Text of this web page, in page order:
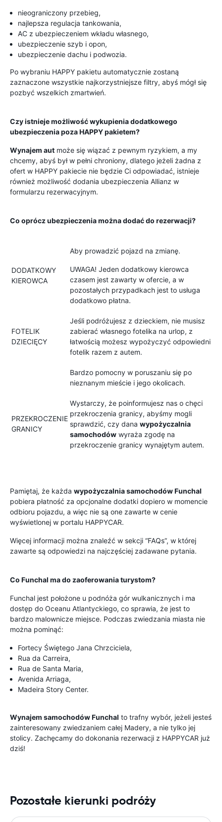
nieograniczony przebieg,
najlepsza regulacja tankowania,
AC z ubezpieczeniem wkładu własnego,
ubezpieczenie szyb i opon,
ubezpieczenie dachu i podwozia.
Po wybraniu HAPPY pakietu automatycznie zostaną
zaznaczone wszystkie najkorzystniejsze filtry, abyś mógł się
pozbyć wszelkich zmartwień.
Czy istnieje możliwość wykupienia dodatkowego
ubezpieczenia poza HAPPY pakietem?
Wynajem aut może się wiązać z pewnym ryzykiem, a my
chcemy, abyś był w pełni chroniony, dlatego jeżeli żadna z
ofert w HAPPY pakiecie nie będzie Ci odpowiadać, istnieje
również możliwość dodania ubezpieczenia Allianz w
formularzu rezerwacyjnym.
Co oprócz ubezpieczenia można dodać do rezerwacji?
DODATKOWY
KIEROWCA
Aby prowadzić pojazd na zmianę.
UWAGA! Jeden dodatkowy kierowca
czasem jest zawarty w ofercie, a w
pozostałych przypadkach jest to usługa
dodatkowo płatna.
FOTELIK
DZIECIĘCY
Jeśli podróżujesz z dzieckiem, nie musisz
zabierać własnego fotelika na urlop, z
łatwością możesz wypożyczyć odpowiedni
fotelik razem z autem.
Bardzo pomocny w poruszaniu się po
nieznanym mieście i jego okolicach.
PRZEKROCZENIE
GRANICY
Wystarczy, że poinformujesz nas o chęci
przekroczenia granicy, abyśmy mogli
sprawdzić, czy dana wypożyczalnia
samochodów wyraża zgodę na
przekroczenie granicy wynajętym autem.
Pamiętaj, że każda wypożyczalnia samochodów Funchal
pobiera płatność za opcjonalne dodatki dopiero w momencie
odbioru pojazdu, a więc nie są one zawarte w cenie
wyświetlonej w portalu HAPPYCAR.
Więcej informacji można znaleźć w sekcji “FAQs”, w której
zawarte są odpowiedzi na najczęściej zadawane pytania.
Co Funchal ma do zaoferowania turystom?
Funchal jest położone u podnóża gór wulkanicznych i ma
dostęp do Oceanu Atlantyckiego, co sprawia, że jest to
bardzo malownicze miejsce. Podczas zwiedzania miasta nie
można pominąć:
Fortecy Świętego Jana Chrzciciela,
Rua da Carreira,
Rua de Santa Maria,
Avenida Arriaga,
Madeira Story Center.
Wynajem samochodów Funchal to trafny wybór, jeżeli jesteś
zainteresowany zwiedzaniem całej Madery, a nie tylko jej
stolicy. Zachęcamy do dokonania rezerwacji z HAPPYCAR już
dziś!
Pozostałe kierunki podróży